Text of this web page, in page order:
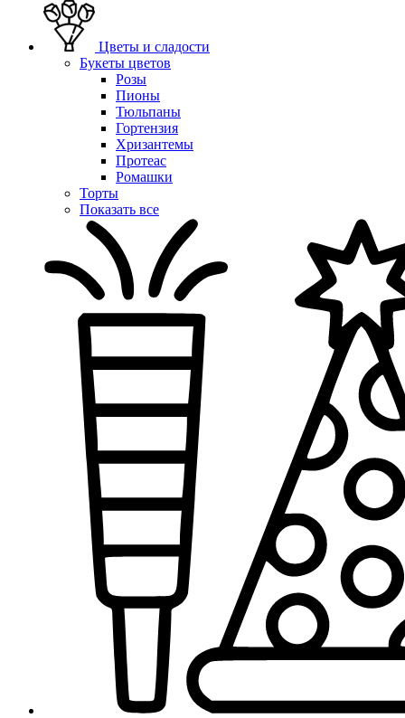
Цветы и сладости
Букеты цветов
Розы
Пионы
Тюльпаны
Гортензия
Хризантемы
Протеас
Ромашки
Торты
Показать все